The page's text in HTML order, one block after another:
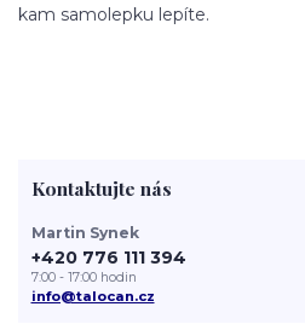
kam samolepku lepíte.
Kontaktujte nás
Martin Synek
+420 776 111 394
7:00 - 17:00 hodin
info@talocan.cz